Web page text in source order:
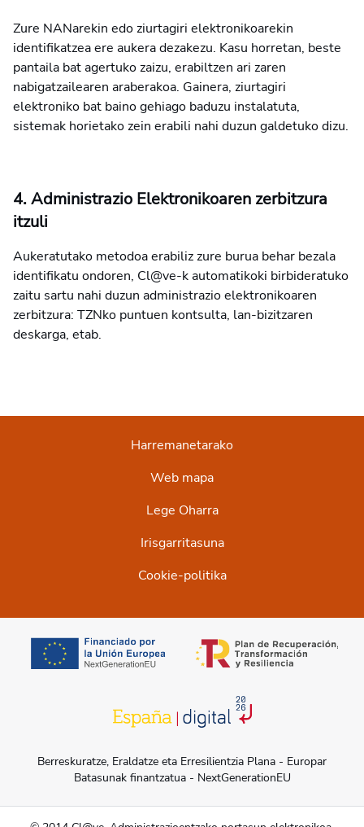
Zure NANarekin edo ziurtagiri elektronikoarekin
identifikatzea ere aukera dezakezu. Kasu horretan, beste
pantaila bat agertuko zaizu, erabiltzen ari zaren
nabigatzailearen araberakoa. Gainera, ziurtagiri
elektroniko bat baino gehiago baduzu instalatuta,
sistemak horietako zein erabili nahi duzun galdetuko dizu.
4. Administrazio Elektronikoaren zerbitzura
itzuli
Aukeratutako metodoa erabiliz zure burua behar bezala
identifikatu ondoren, Cl@ve-k automatikoki birbideratuko
zaitu sartu nahi duzun administrazio elektronikoaren
zerbitzura: TZNko puntuen kontsulta, lan-bizitzaren
deskarga, etab.
Harremanetarako
Web mapa
Lege Oharra
Irisgarritasuna
Cookie-politika
opens in a new tab opens in a new
opens in a new tab
Berreskuratze, Eraldatze eta Erresilientzia Plana - Europar
Batasunak finantzatua - NextGenerationEU